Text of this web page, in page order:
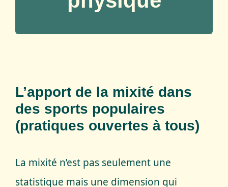
Editorialisation
L’apport de la mixité dans
des sports populaires
(pratiques ouvertes à tous)
La mixité n’est pas seulement une
statistique mais une dimension qui